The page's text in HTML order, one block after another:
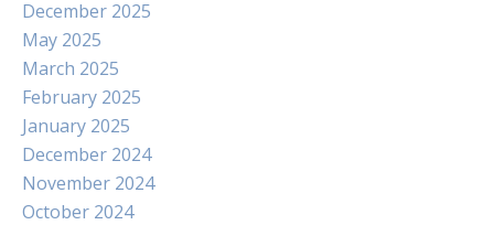
December 2025
May 2025
March 2025
February 2025
January 2025
December 2024
November 2024
October 2024